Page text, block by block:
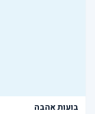
בועות אהבה